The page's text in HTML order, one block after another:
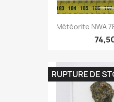
Météorite NWA
RUPTURE DE